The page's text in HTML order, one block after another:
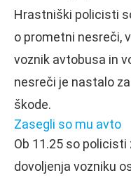
Hrastniški policisti
o prometni nesreči,
voznik avtobusa in
nesreči je nastalo
škode.
Zasegli so mu avto
Ob 11.25 so
dovoljenja vozniku